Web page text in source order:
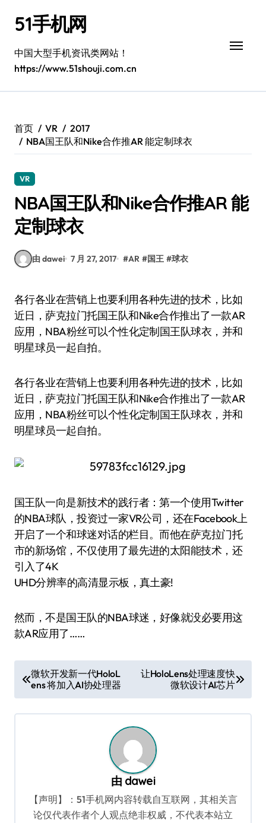
51手机网
中国大型手机资讯类网站！
https://www.51shouji.com.cn
首页 VR
2017
NBA国王队和Nike合作推AR 能定制球衣
VR
NBA国王队和Nike合作推AR 能
定制球衣
由 dawei 7 月 27, 2017 #AR #国王 #球衣
各行各业在营销上也要利用各种先进的技术，比如
近日，萨克拉门托国王队和Nike合作推出了一款AR
应用，NBA粉丝可以个性化定制国王队球衣，并和
明星球员一起自拍。
各行各业在营销上也要利用各种先进的技术，比如
近日，萨克拉门托国王队和Nike合作推出了一款AR
应用，NBA粉丝可以个性化定制国王队球衣，并和
明星球员一起自拍。
国王队一向是新技术的践行者：第一个使用Twitter
的NBA球队，投资过一家VR公司，还在Facebook上
开启了一个和球迷对话的栏目。而他在萨克拉门托
市的新场馆，不仅使用了最先进的太阳能技术，还
引入了4K
UHD分辨率的高清显示板，真土豪!
然而，不是国王队的NBA球迷，好像就没必要用这
款AR应用了……
章
导
微软开发新一代HoloL
ens 将加入AI协处理器
让HoloLens处理速度快
微软设计AI芯片
由 dawei
【声明】：51手机网内容转载自互联网，其相关言
论仅代表作者个人观点绝非权威，不代表本站立